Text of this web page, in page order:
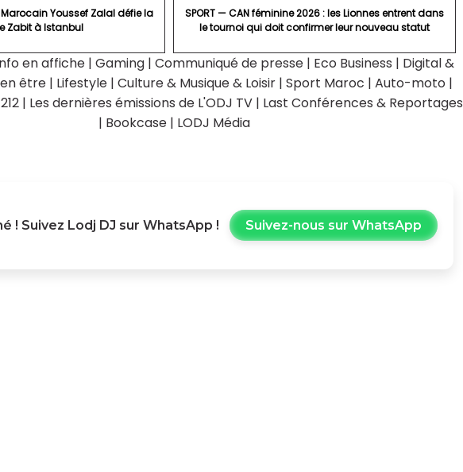
Youssef Zalal défie la
Zabit à Istanbul
SPORT — CAN féminine 2026 : les Lionnes entrent dans
le tournoi qui doit confirmer leur nouveau statut
en affiche | Gaming | Communiqué de presse | Eco Business | Digital &
être | Lifestyle | Culture & Musique & Loisir | Sport Maroc | Auto-moto |
| Les dernières émissions de L'ODJ TV | Last Conférences & Reportages
| Bookcase | LODJ Média
! Suivez Lodj DJ sur WhatsApp ! Suivez-nous sur WhatsApp